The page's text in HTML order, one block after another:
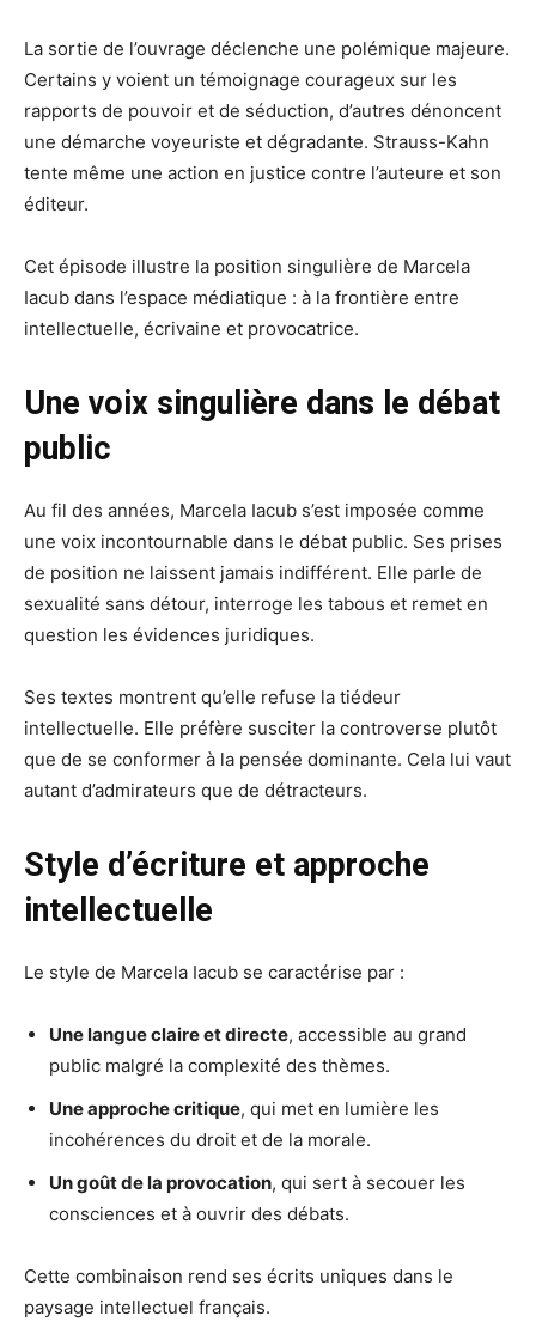
La sortie de l’ouvrage déclenche une polémique majeure.
Certains y voient un témoignage courageux sur les
rapports de pouvoir et de séduction, d’autres dénoncent
une démarche voyeuriste et dégradante. Strauss-Kahn
tente même une action en justice contre l’auteure et son
éditeur.
Cet épisode illustre la position singulière de Marcela
Iacub dans l’espace médiatique : à la frontière entre
intellectuelle, écrivaine et provocatrice.
Une voix singulière dans le débat
public
Au fil des années, Marcela Iacub s’est imposée comme
une voix incontournable dans le débat public. Ses prises
de position ne laissent jamais indifférent. Elle parle de
sexualité sans détour, interroge les tabous et remet en
question les évidences juridiques.
Ses textes montrent qu’elle refuse la tiédeur
intellectuelle. Elle préfère susciter la controverse plutôt
que de se conformer à la pensée dominante. Cela lui vaut
autant d’admirateurs que de détracteurs.
Style d’écriture et approche
intellectuelle
Le style de Marcela Iacub se caractérise par :
Une langue claire et directe, accessible au grand
public malgré la complexité des thèmes.
Une approche critique, qui met en lumière les
incohérences du droit et de la morale.
Un goût de la provocation, qui sert à secouer les
consciences et à ouvrir des débats.
Cette combinaison rend ses écrits uniques dans le
paysage intellectuel français.